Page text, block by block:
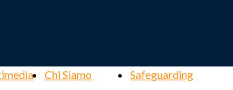
Chi Siamo Safeguarding